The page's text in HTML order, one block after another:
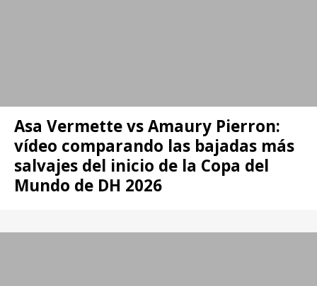
Asa Vermette vs Amaury Pierron:
vídeo comparando las bajadas más
salvajes del inicio de la Copa del
Mundo de DH 2026